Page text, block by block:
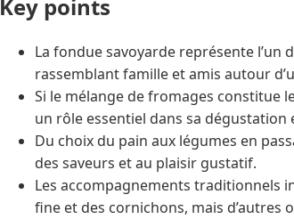
Key points
La fondue savoyarde représente
rassemblant famille et amis autour
Si le mélange de fromages constitue
un rôle essentiel dans sa dégustation
Du choix du pain aux légumes en
des saveurs et au plaisir gustatif.
Les accompagnements traditionnels
fine et des cornichons, mais